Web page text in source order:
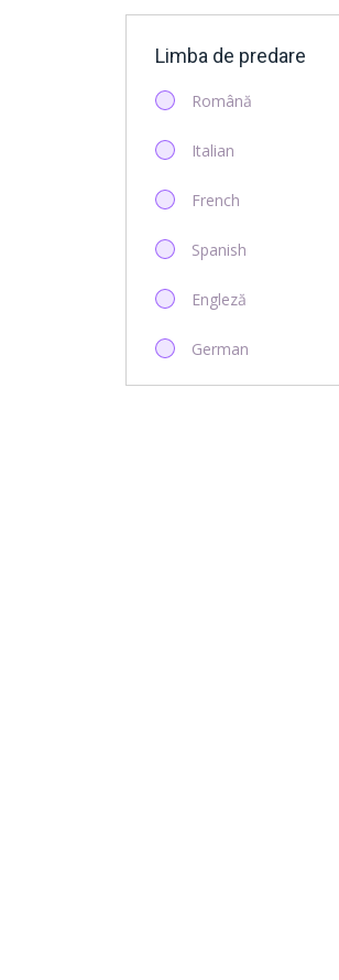
Limba de predare
Română
Italian
French
Spanish
Engleză
German